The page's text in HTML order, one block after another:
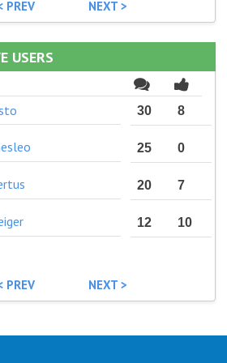
PREV NEXT >
USERS
30 8
25 0
20 7
12 10
PREV NEXT >